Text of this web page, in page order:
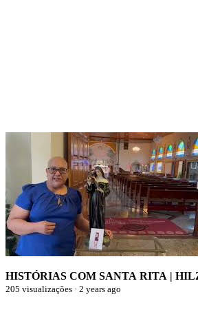
HISTÓRIAS COM SANTA RITA |
205 visualizações · 2 years ago